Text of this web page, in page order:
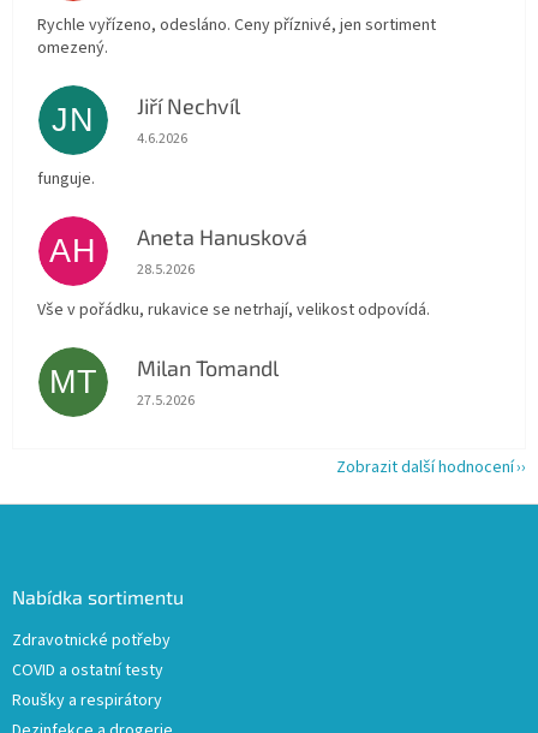
Rychle vyřízeno, odesláno. Ceny příznivé, jen sortiment
omezený.
JN Jiří Nechvíl
Hodnocení obchodu je 5 z 5 hvězdiček.
4.6.2026
funguje.
AH Aneta Hanusková
Hodnocení obchodu je 5 z 5 hvězdiček.
28.5.2026
Vše v pořádku, rukavice se netrhají, velikost odpovídá.
MT Milan Tomandl
Hodnocení obchodu je 5 z 5 hvězdiček.
27.5.2026
Zobrazit další hodnocení
Nabídka sortimentu
Zdravotnické potřeby
COVID a ostatní testy
Roušky a respirátory